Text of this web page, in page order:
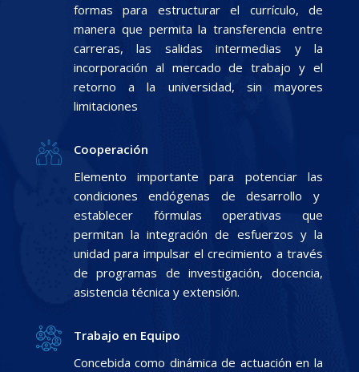
formas para estructurar el currículo, de
manera que permita la transferencia entre
carreras, las salidas intermedias y la
incorporación al mercado de trabajo y el
retorno a la universidad, sin mayores
limitaciones
Cooperación
Elemento importante para potenciar las
condiciones endógenas de desarrollo y
establecer fórmulas operativas que
permitan la integración de esfuerzos y la
unidad para impulsar el crecimiento a través
de programas de investigación, docencia,
asistencia técnica y extensión.
Trabajo en Equipo
Concebida como dinámica de actuación en la